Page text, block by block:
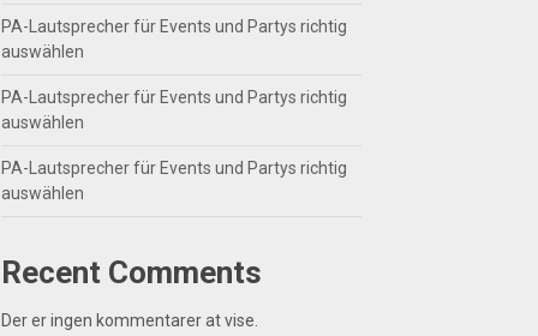
PA-Lautsprecher für Events und Partys richtig
auswählen
PA-Lautsprecher für Events und Partys richtig
auswählen
PA-Lautsprecher für Events und Partys richtig
auswählen
Recent Comments
Der er ingen kommentarer at vise.